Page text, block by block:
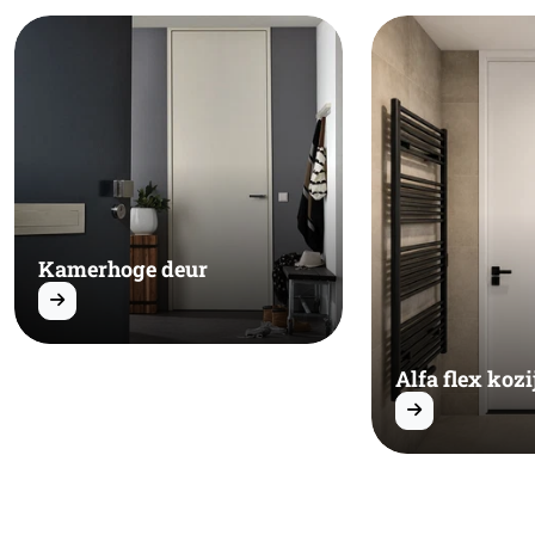
Kamerhoge deur
Alfa flex